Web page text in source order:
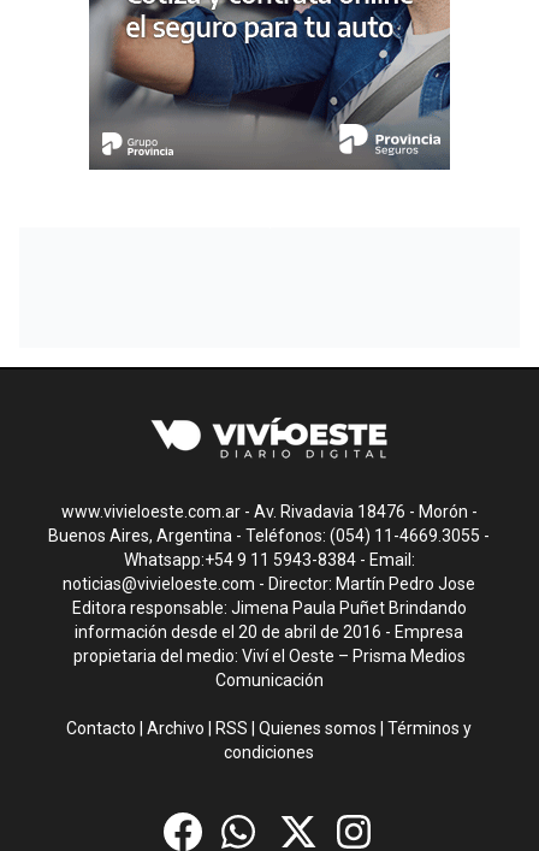
www.vivieloeste.com.ar - Av. Rivadavia 18476 - Morón -
Buenos Aires, Argentina - Teléfonos: (054) 11-4669.3055 -
Whatsapp:+54 9 11 5943-8384 - Email:
noticias@vivieloeste.com - Director: Martín Pedro Jose
Editora responsable: Jimena Paula Puñet Brindando
información desde el 20 de abril de 2016 - Empresa
propietaria del medio: Viví el Oeste – Prisma Medios
Comunicación
Contacto |Archivo RSS |Quienes somos |Términos y
condiciones